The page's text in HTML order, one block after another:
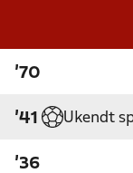
'70
'41 Ukendt
'36